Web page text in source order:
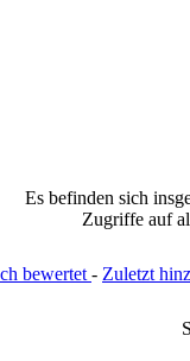
Es befinden sich
Zugriffe auf
bewertet - Zuletzt